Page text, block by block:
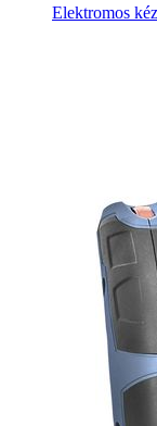
Elektromos